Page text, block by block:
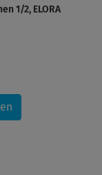
1/2, ELORA